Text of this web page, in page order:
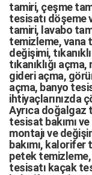
tamiri, çeşme
tesisatı döşeme
tamiri, lavabo
temizleme,vana
değişimi,
tıkanıklığı açma,
gideri açma,
açma, banyo
ihtiyaçlarınızda
Ayrıca doğalgaz
tesisat bakımıve
montajıve
bakımı,
petek
tesisatı kaçak